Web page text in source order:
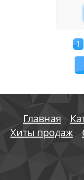
1
Главная
Хиты продаж